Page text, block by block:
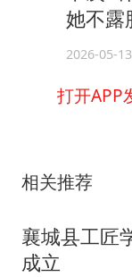
她不露
2026-05-13
打开APP
相关推荐
襄城县工匠
成立